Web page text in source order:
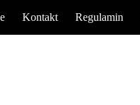
Kontakt Regulamin